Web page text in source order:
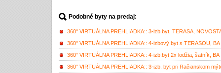
Podobné byty na predaj:
360° VIRTUÁLNA PREHLIADKA:: 3-izb.byt, TERASA,
360° VIRTUÁLNA PREHLIADKA:: 4-izbový byt s TERASOU,
360° VIRTUÁLNA PREHLIADKA:: 4-izb.byt 2x lodžia, šatník,
360° VIRTUÁLNA PREHLIADKA:: 3-izb. byt pri Račianskom